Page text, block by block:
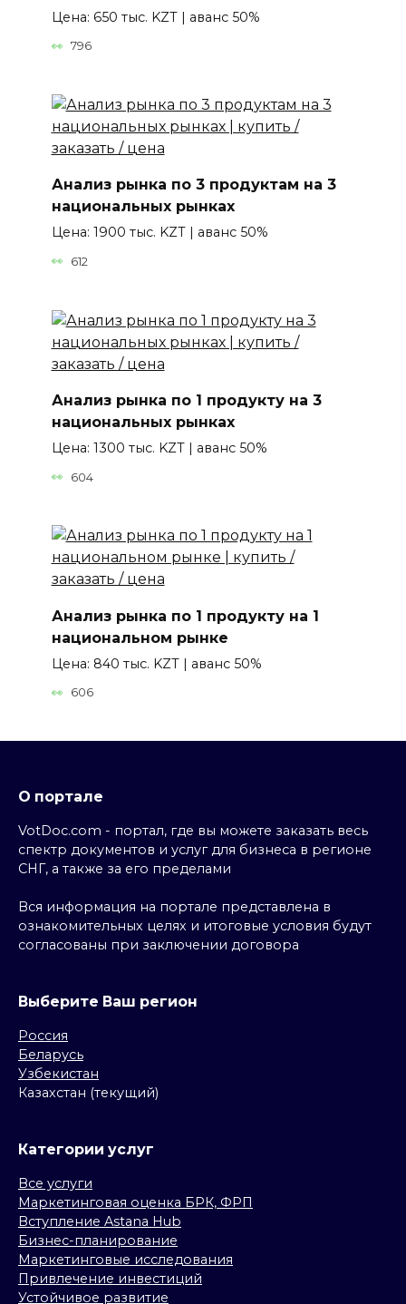
Цена: 650 тыс. KZT | аванс 50%
796
Анализ рынка по 3 продуктам на 3
национальных рынках
Цена: 1900 тыс. KZT | аванс 50%
612
Анализ рынка по 1 продукту на 3
национальных рынках
Цена: 1300 тыс. KZT | аванс 50%
604
Анализ рынка по 1 продукту на 1
национальном рынке
Цена: 840 тыс. KZT | аванс 50%
606
О портале
VotDoc.com - портал, где вы можете заказать весь
спектр документов и услуг для бизнеса в регионе
СНГ, а также за его пределами
Вся информация на портале представлена в
ознакомительных целях и итоговые условия будут
согласованы при заключении договора
Выберите Ваш регион
Россия
Беларусь
Узбекистан
Казахстан (текущий)
Категории услуг
Все услуги
Маркетинговая оценка БРК, ФРП
Вступление Astana Hub
Бизнес-планирование
Маркетинговые исследования
Привлечение инвестиций
Устойчивое развитие